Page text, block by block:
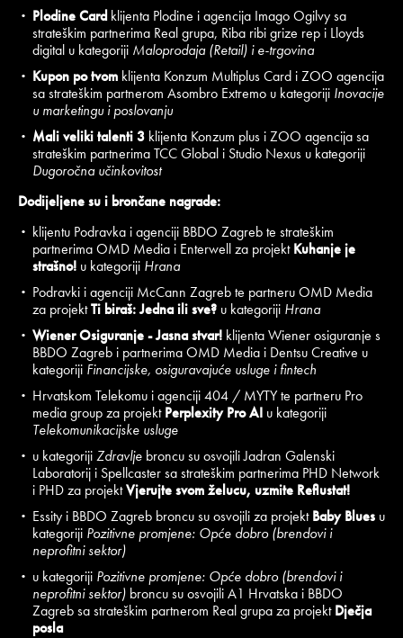
Plodine Cardklijenta Plodine i agencija Imago Ogilvy sa
strateškim partnerima Real grupa, Riba ribi grize rep i Lloyds
digital u kategoriji Maloprodaja (Retail) i e-trgovina
Kupon po tvom klijenta Konzum Multiplus Card i ZOO agencija
sa strateškim partnerom Asombro Extremo u kategoriji Inovacije
u marketingu i poslovanju
Mali veliki talenti 3 klijenta Konzum plus i ZOO agencija sa
strateškim partnerima TCC Global i Studio Nexus u kategoriji
Dugoročna učinkovitost
Dodijeljene su i brončane nagrade:
klijentu Podravka i agenciji BBDO Zagreb te strateškim
partnerima OMD Media i Enterwell za projektKuhanje je
strašno! u kategoriji Hrana
Podravki i agenciji McCann Zagreb te partneru OMD Media
za projektTi biraš: Jedna ili sve? u kategoriji Hrana
Wiener Osiguranje - Jasna stvar! klijenta Wiener osiguranje s
BBDO Zagreb i partnerima OMD Media i Dentsu Creative u
kategoriji Financijske, osiguravajuće usluge i fintech
Hrvatskom Telekomu i agenciji 404 / MYTY te partneru Pro
media group za projektPerplexity Pro AI u kategoriji
Telekomunikacijske usluge
u kategorijiZdravlje broncu su osvojili Jadran Galenski
Laboratorij i Spellcaster sa strateškim partnerima PHD Network
i PHD za projektVjerujte svom želucu, uzmite Reflustat!
Essity i BBDO Zagreb broncu su osvojili za projektBaby Blues u
kategoriji Pozitivne promjene: Opće dobro (brendovi i
neprofitni sektor)
u kategoriji Pozitivne promjene: Opće dobro (brendovi i
neprofitni sektor) broncu su osvojili A1 Hrvatska i BBDO
Zagreb sa strateškim partnerom Real grupa za projektDječja
posla